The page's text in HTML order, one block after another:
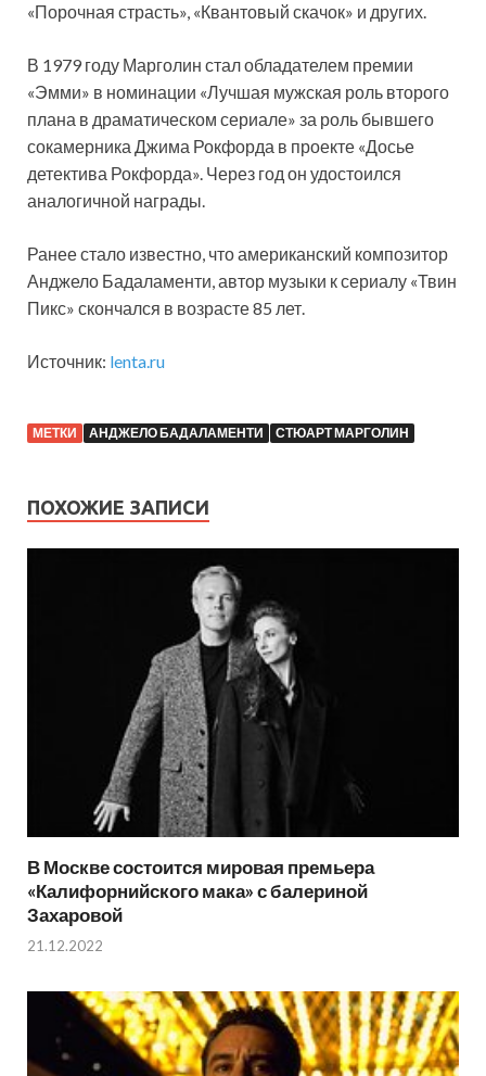
«Порочная страсть», «Квантовый скачок» и других.
В 1979 году Марголин стал обладателем премии
«Эмми» в номинации «Лучшая мужская роль второго
плана в драматическом сериале» за роль бывшего
сокамерника Джима Рокфорда в проекте «Досье
детектива Рокфорда». Через год он удостоился
аналогичной награды.
Ранее стало известно, что американский композитор
Анджело Бадаламенти, автор музыки к сериалу «Твин
Пикс» скончался в возрасте 85 лет.
Источник: lenta.ru
МЕТКИ АНДЖЕЛО БАДАЛАМЕНТИ СТЮАРТ МАРГОЛИН
ПОХОЖИЕ ЗАПИСИ
В Москве состоится мировая премьера
«Калифорнийского мака» с балериной
Захаровой
21.12.2022